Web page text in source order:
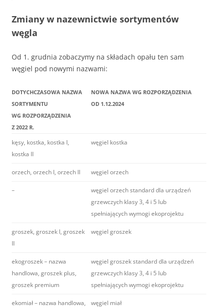
Zmiany w nazewnictwie sortymentów
węgla
Od 1. grudnia zobaczymy na składach opału ten sam
węgiel pod nowymi nazwami:
DOTYCHCZASOWA NAZWA
SORTYMENTU
WG ROZPORZĄDZENIA
Z 2022 R.
NOWA NAZWA WG ROZPORZĄDZENIA
OD 1.12.2024
kęsy, kostka, kostka I,
kostka II
węgiel kostka
orzech, orzech I, orzech II węgiel orzech
–
węgiel orzech standard dla urządzeń
grzewczych klasy 3, 4 i 5 lub
spełniających wymogi ekoprojektu
groszek, groszek I, groszek
II
węgiel groszek
ekogroszek – nazwa
handlowa, groszek plus,
groszek premium
węgiel groszek standard dla urządzeń
grzewczych klasy 3, 4 i 5 lub
spełniających wymogi ekoprojektu
ekomiał – nazwa handlowa,
węgiel miał